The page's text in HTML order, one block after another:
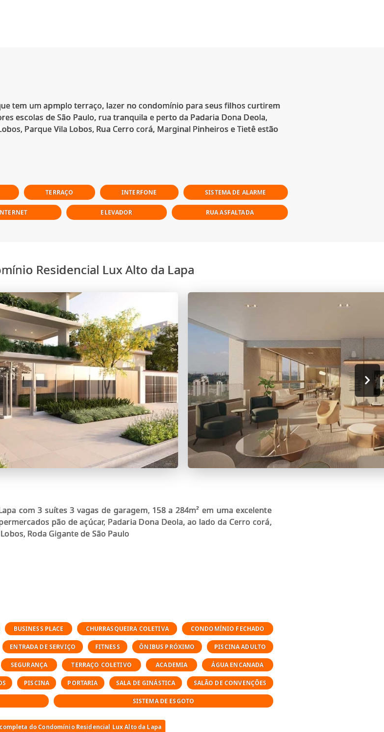
tem um apmplo terraço, lazer no condomínio para seus filhos curtirem
escolas de São Paulo, rua tranquila e perto da Padaria Dona Deola,
Parque Vila Lobos, Rua Cerro corá, Marginal Pinheiros e Tietê estão
TERRAÇO INTERFONE SISTEMA DE ALARME
ELEVADOR RUA ASFALTADA
Residencial Lux Alto da Lapa
com 3 suítes 3 vagas de garagem, 158 a 284m² em uma excelente
pão de açúcar, Padaria Dona Deola, ao lado da Cerro corá,
Roda Gigante de São Paulo
BUSINESS PLACE CHURRASQUEIRA COLETIVA CONDOMÍNIO FECHADO
ENTRADA DE SERVIÇO FITNESS ÔNIBUS PRÓXIMO PISCINA ADULTO
SEGURANÇA TERRAÇO COLETIVO ACADEMIA ÁGUA ENCANADA
PISCINA PORTARIA SALA DE GINÁSTICA SALÃO DE CONVENÇÕES
SISTEMA DE ESGOTO
do Condomínio Residencial Lux Alto da Lapa